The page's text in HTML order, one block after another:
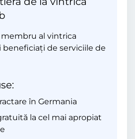
al vintrica
beneficiați de serviciile de
în Germania
la cel mai apropiat